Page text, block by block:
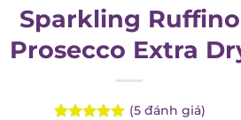
Sparkling Ruffino
Prosecco Extra
( 5đánh giá)